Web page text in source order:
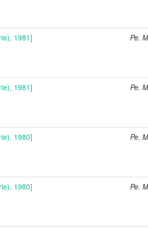
1981] Pe.
1981] Pe.
1980] Pe.
1980] Pe.